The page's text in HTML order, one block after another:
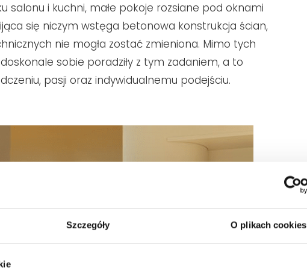
Szczegóły O plikach cookies
salonu i kuchni, małe pokoje rozsiane pod oknami
się niczym wstęga betonowa konstrukcja ścian,
nie mogła zostać zmieniona. Mimo tych
sobie poradziły z tym zadaniem, a to
pasji oraz indywidualnemu podejściu.